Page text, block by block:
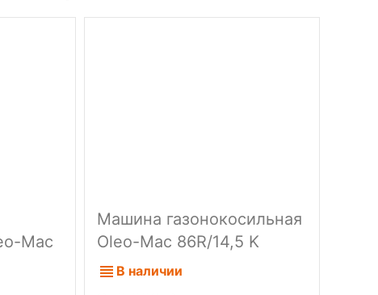
Mac
Машина газонокосильная
Oleo-Mac 86R/14,5 K
В наличии